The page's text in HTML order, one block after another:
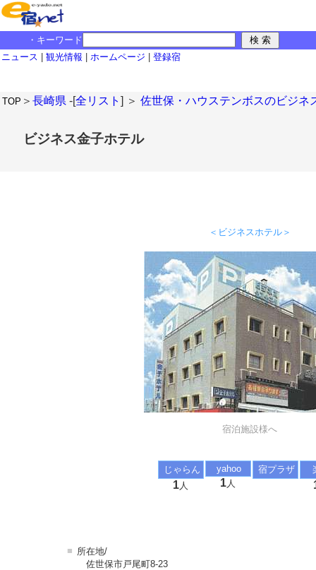
・キーワード
ニュース
観光情報 ホームページ 登録宿
TOP ＞ 長崎県 -[全リスト ] ＞ 佐世保・ハウステンボスのビジネ
ビジネス金子ホテル
＜ビジネスホテル＞
宿泊施設様へ
じゃらん
1人
yahoo
1人
宿プラザ
■ 所在地/
佐世保市戸尾町8-23